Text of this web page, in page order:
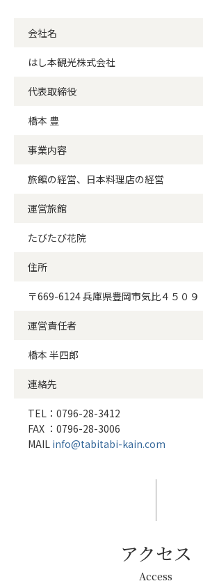
会社名
はし本観光株式会社
代表取締役
橋本 豊
事業内容
旅館の経営、日本料理店の経営
運営旅館
たびたび花院
住所
〒669-6124 兵庫県豊岡市気比４５０９
運営責任者
橋本 半四郎
連絡先
TEL： 0796-28-3412
FAX ：0796-28-3006
MAIL info@tabitabi-kain.com
アクセス
Access